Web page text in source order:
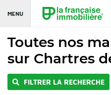
MENU
Toutes nos
sur Chartres
FILTRER LA RECHERCHE